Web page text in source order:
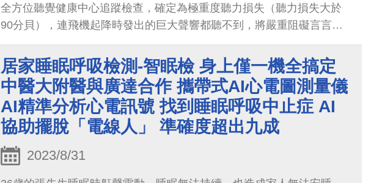
全方位聽覺健康中心追蹤檢查，確定為極重度聽力損失（聽力損失大於
90分貝），連飛機起降時發出的巨大聲響都聽不到，將嚴重阻礙言言聽
力及語言發展，建議家長需趁早考慮為言言進行人工耳蝸（電子耳）植
入。
居家睡眠呼吸檢測-智眠檢 身上僅一機全搞定
中醫大附醫與廣達合作 攜帶式AI心電圖測量儀
AI精準分析心電訊號 找到睡眠呼吸中止症 AI
協助擺脫「電線人」 準確度超出九成
2023/8/31